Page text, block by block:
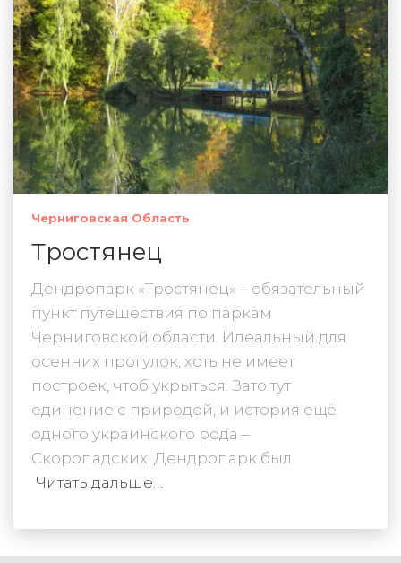
Черниговская Область
Тростянец
Дендропарк «Тростянец» – обязательный
пункт путешествия по паркам
Черниговской области. Идеальный для
осенних прогулок, хоть не имеет
построек, чтоб укрыться. Зато тут
единение с природой, и история ещё
одного украинского рода –
Скоропадских. Дендропарк был
Читать дальше…